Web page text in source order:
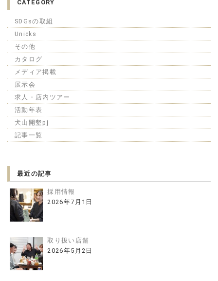
CATEGORY
SDGsの取組
Unicks
その他
カタログ
メディア掲載
展示会
求人・店内ツアー
活動年表
犬山開墾pj
記事一覧
最近の記事
採用情報
2026年7月1日
取り扱い店舗
2026年5月2日